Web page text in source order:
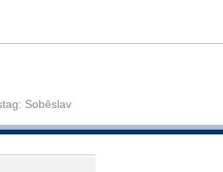
Soběslav